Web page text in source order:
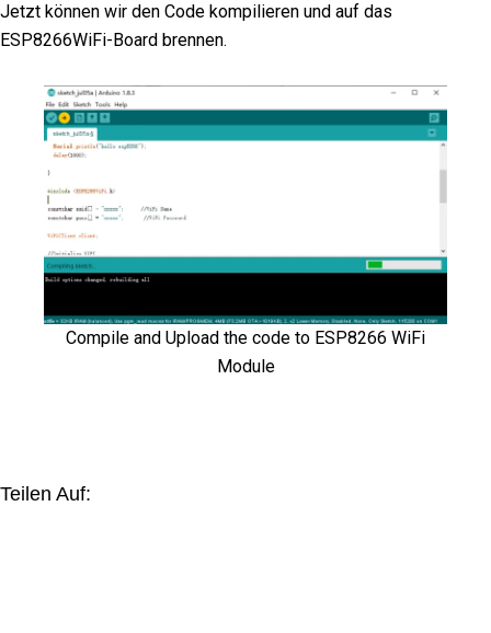
Jetzt können wir den Code kompilieren und auf das
ESP8266WiFi-Board brennen.
Compile and Upload the code to ESP8266 WiFi
Module
Teilen Auf: